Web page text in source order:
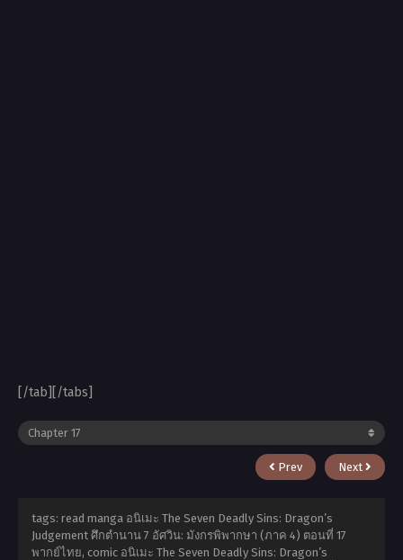
[/tab][/tabs]
Prev Next
tags: read manga อนิเมะ The Seven Deadly Sins: Dragon’s
Judgement ศึกตำนาน 7 อัศวิน: มังกรพิพากษา (ภาค 4) ตอนที่ 17
พากย์ไทย, comic อนิเมะ The Seven Deadly Sins: Dragon’s